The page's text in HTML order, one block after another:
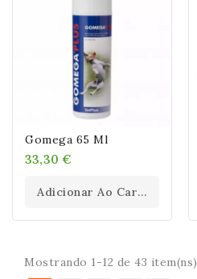
Gomega 65 Ml
33,30 €
Adicionar Ao Carrinho
Mostrando 1-12 de 43 item(ns)